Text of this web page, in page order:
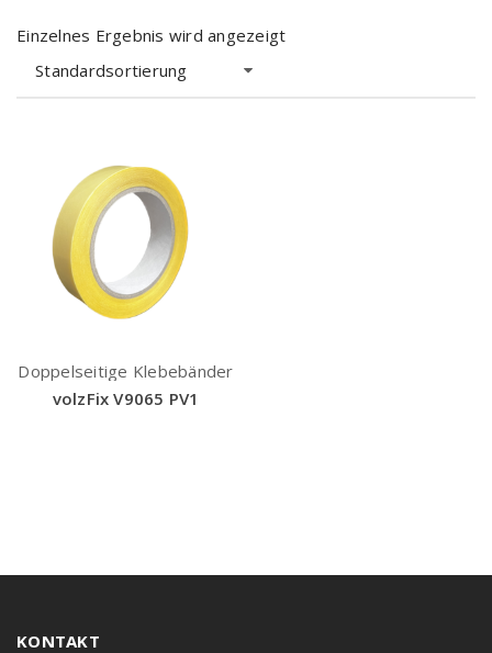
Einzelnes Ergebnis wird angezeigt
Standardsortierung
Doppelseitige Klebebänder
volzFix V9065 PV1
KONTAKT